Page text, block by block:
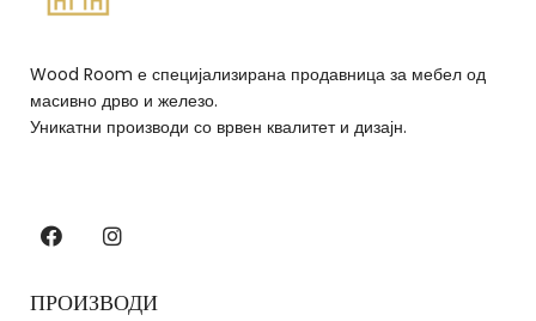
Wood Room е специјализирана продавница за мебел од
масивно дрво и железо.
Уникатни производи со врвен квалитет и дизајн.
ПРОИЗВОДИ